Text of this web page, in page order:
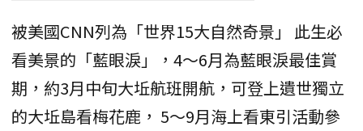
被美國CNN列為「世界15大自然奇景」 此生必
看美景的「藍眼淚」，4～6月為藍眼淚最佳賞
期，約3月中旬大坵航班開航，可登上遺世獨立
的大坵島看梅花鹿， 5～9月海上看東引活動參